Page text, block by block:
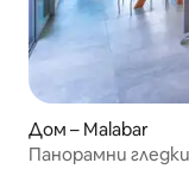
Дом – Malabar
Панорамни